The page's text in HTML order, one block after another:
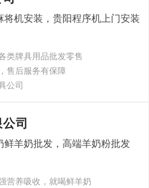
机安装，贵阳程序机上门安装
类牌具用品批发零售
售后服务有保障
公司
司
羊奶批发，高端羊奶粉批发
营养吸收，就喝鲜羊奶